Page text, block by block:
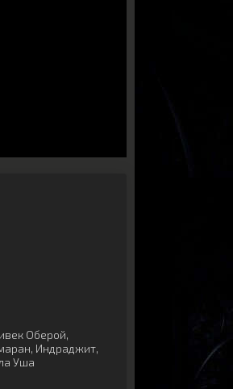
Оберой,
, Индраджит,
Уша